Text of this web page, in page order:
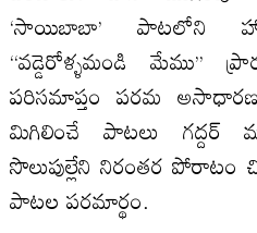
‘సాయిబాబా’ పాటలోని
‘‘వడ్డెరోళ్ళమండి
పరిసమాప్తం పరమ
మిగిలించే పాటలు గద్దర్‌
సొలుపుల్లేని నిరంతర పోరాటం
పాటల పరమార్థం.